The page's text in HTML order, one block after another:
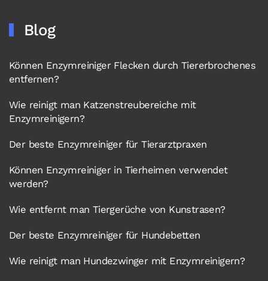
Blog
Können Enzymreiniger Flecken durch Tiererbrochenes
entfernen?
Wie reinigt man Katzenstreubereiche mit
Enzymreinigern?
Der beste Enzymreiniger für Tierarztpraxen
Können Enzymreiniger in Tierheimen verwendet
werden?
Wie entfernt man Tiergerüche von Kunstrasen?
Der beste Enzymreiniger für Hundebetten
Wie reinigt man Hundezwinger mit Enzymreinigern?